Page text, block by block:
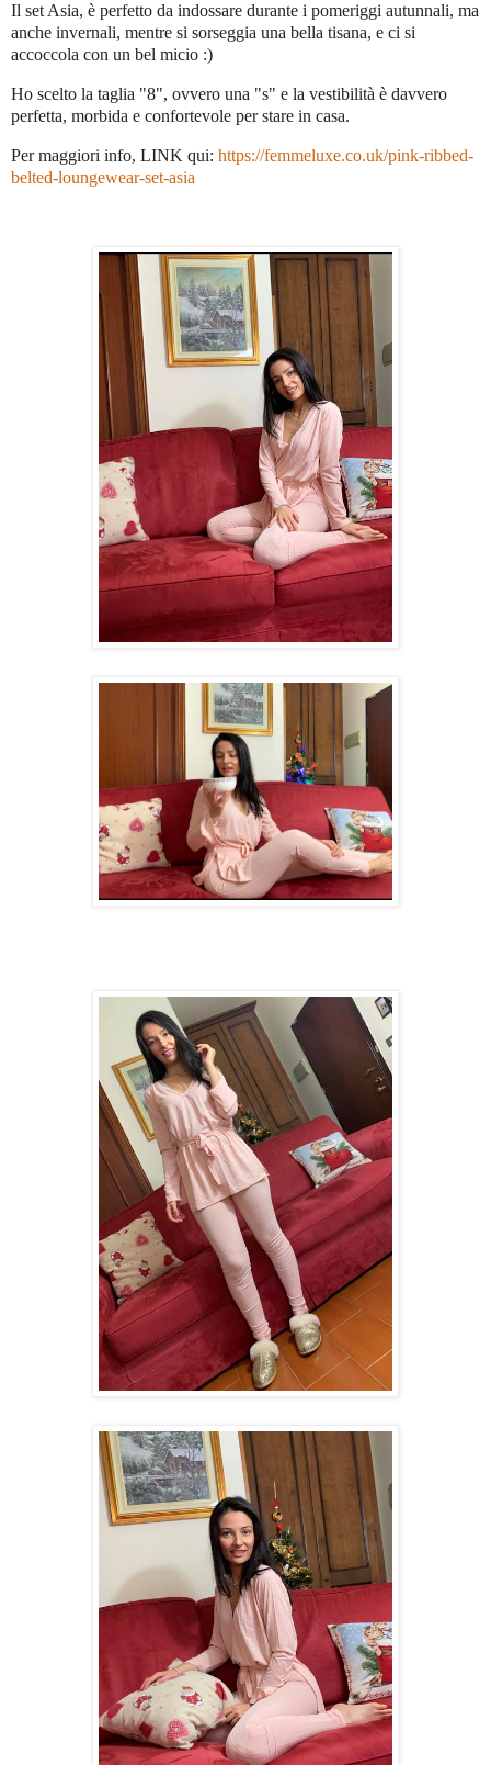
Il set Asia, è perfetto da indossare durante i pomeriggi autunnali, ma
anche invernali, mentre si sorseggia una bella tisana, e ci si
accoccola con un bel micio :)
Ho scelto la taglia "8", ovvero una "s" e la vestibilità è davvero
perfetta, morbida e confortevole per stare in casa.
Per maggiori info, LINK qui: https://femmeluxe.co.uk/pink-ribbed-
belted-loungewear-set-asia